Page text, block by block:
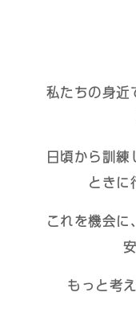
私たちの身近
日頃から訓練
ときに
これを機会
もっと考